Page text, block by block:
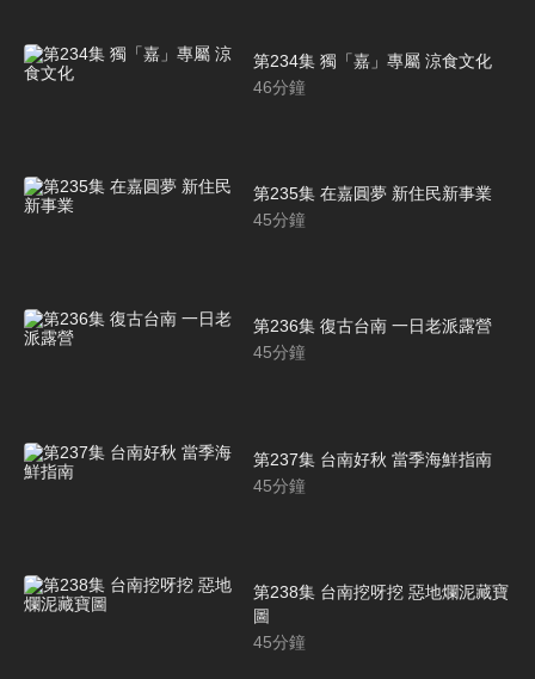
第234集 獨「嘉」專屬 涼食文化
46分鐘
第235集 在嘉圓夢 新住民新事業
45分鐘
第236集 復古台南 一日老派露營
45分鐘
第237集 台南好秋 當季海鮮指南
45分鐘
第238集 台南挖呀挖 惡地爛泥藏寶
圖
45分鐘